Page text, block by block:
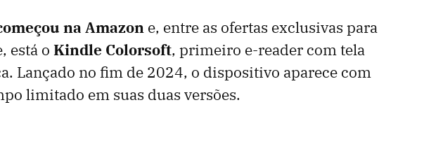
na Amazon e, entre as ofertas exclusivas para
está o Kindle Colorsoft, primeiro e-reader com tela
Lançado no fim de 2024, o dispositivo aparece com
limitado em suas duas versões.